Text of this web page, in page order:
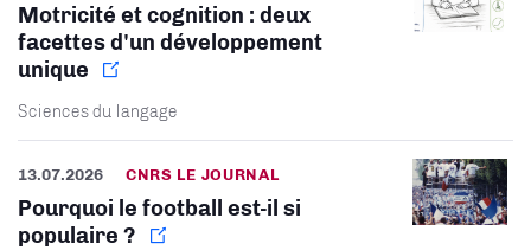
Motricité et cognition : deux
facettes d'un développement
unique
Sciences du langage
13.07.2026 CNRS LE JOURNAL
Pourquoi le football est-il si
populaire ?